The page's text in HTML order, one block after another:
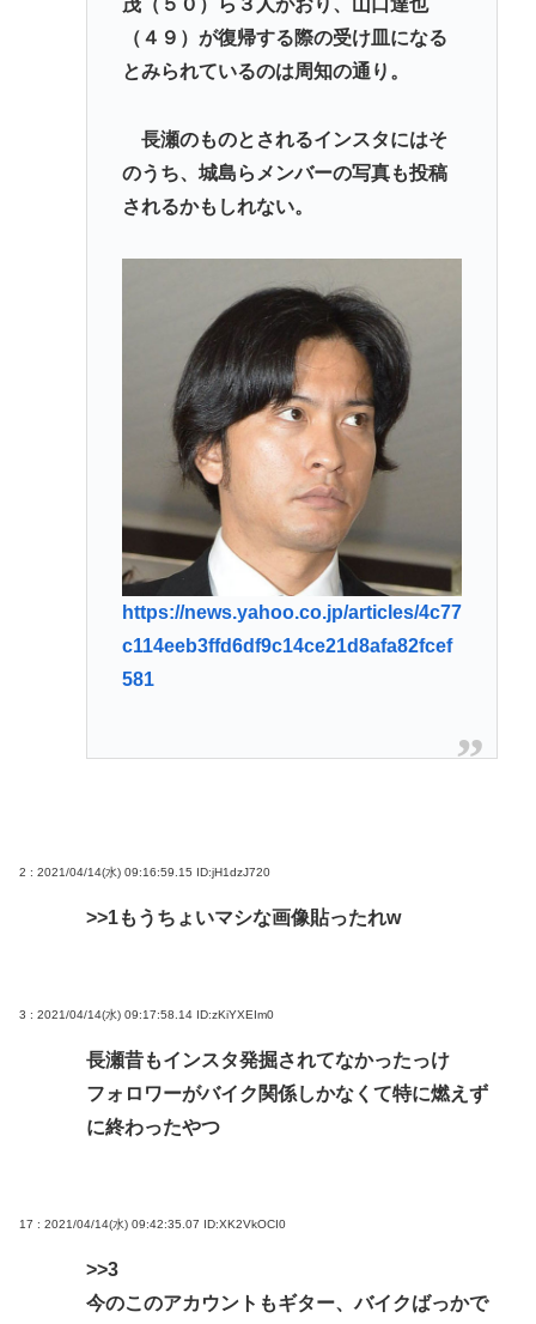
茂（５０）ら３人がおり、山口達也
（４９）が復帰する際の受け皿になる
とみられているのは周知の通り。
長瀬のものとされるインスタにはそ
のうち、城島らメンバーの写真も投稿
されるかもしれない。
https://news.yahoo.co.jp/articles/4c77
c114eeb3ffd6df9c14ce21d8afa82fcef
581
2 : 2021/04/14(水) 09:16:59.15 ID:jH1dzJ720
>>1もうちょいマシな画像貼ったれw
3 : 2021/04/14(水) 09:17:58.14 ID:zKiYXEIm0
長瀬昔もインスタ発掘されてなかったっけ
フォロワーがバイク関係しかなくて特に燃えず
に終わったやつ
17 : 2021/04/14(水) 09:42:35.07 ID:XK2VkOCI0
>>3
今のこのアカウントもギター、バイクばっかで